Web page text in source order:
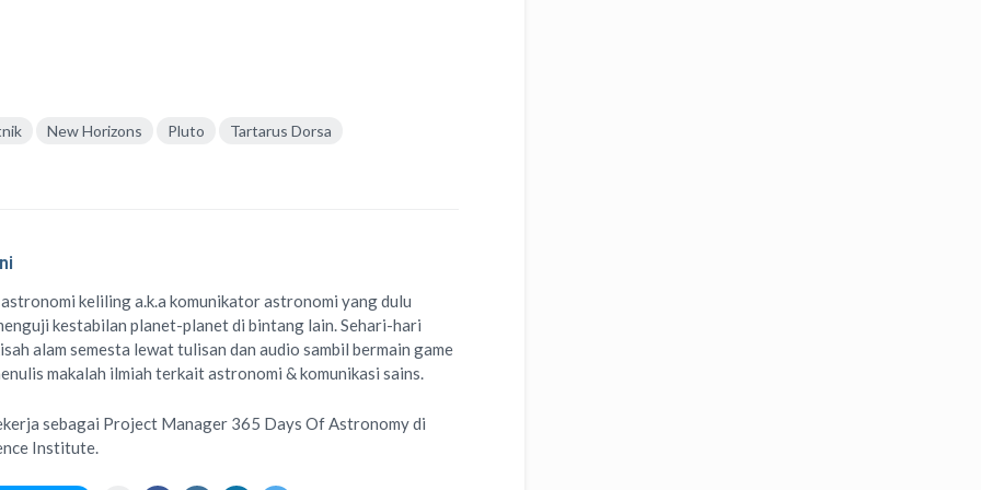
New Horizons Pluto Tartarus Dorsa
kelilinga.k.akomunikator astronomi yang dulu
kestabilan planet-planet di bintang lain. Sehari-hari
alam semesta lewattulisandanaudio sambil bermain game
makalah ilmiah terkait astronomi &komunikasi sains.
sebagai Project Manager 365 Days Of Astronomydi
Institute.